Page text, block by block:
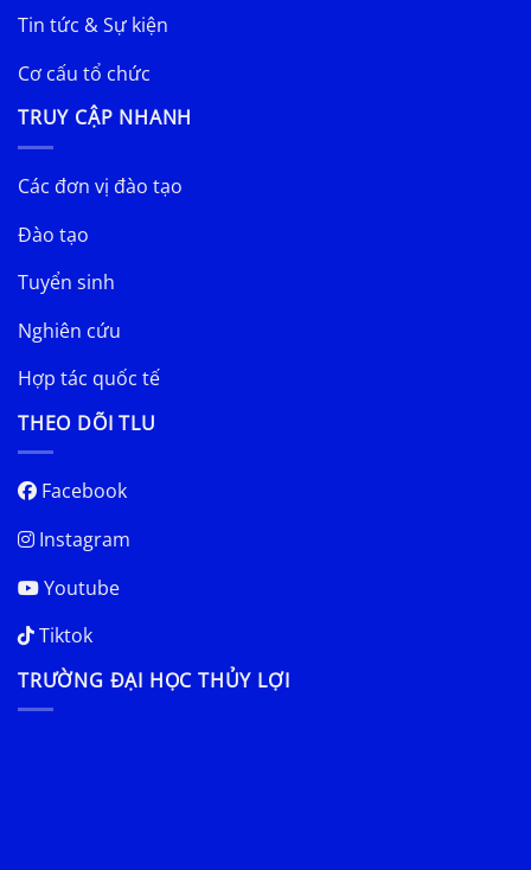
Tin tức & Sự kiện
Cơ cấu tổ chức
TRUY CẬP NHANH
Các đơn vị đào tạo
Đào tạo
Tuyển sinh
Nghiên cứu
Hợp tác quốc tế
THEO DÕI TLU
Facebook
Instagram
Youtube
Tiktok
TRƯỜNG ĐẠI HỌC THỦY LỢI